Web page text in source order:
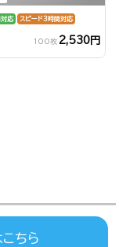
対応 スピード3時間対応
100枚 2,530円
ちら